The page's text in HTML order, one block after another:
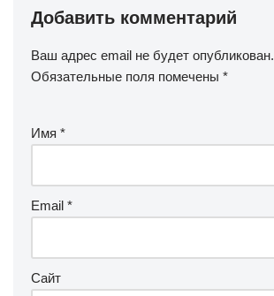
Добавить комментарий
Ваш адрес email не будет опубликован.
Обязательные поля помечены *
Имя *
Email *
Сайт